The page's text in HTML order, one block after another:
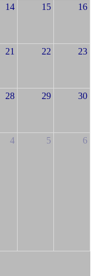
14 15 16
21 22 23
28 29 30
4 5 6